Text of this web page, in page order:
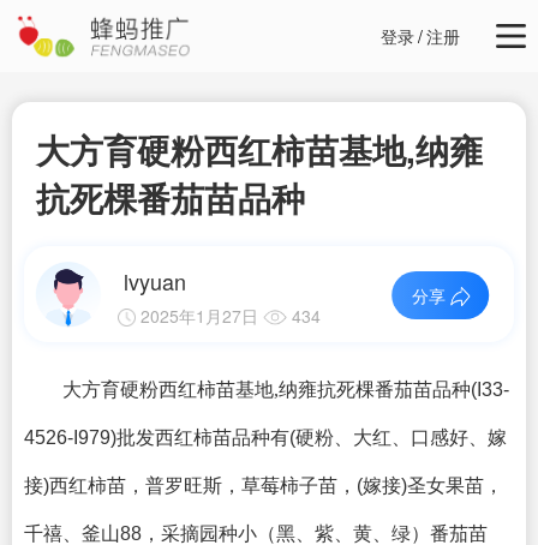
登录/注册
大方育硬粉西红柿苗基地,纳雍
抗死棵番茄苗品种
lvyuan
2025年1月27日 434
分享
大方育硬粉西红柿苗基地,纳雍抗死棵番茄苗品种(I33-
4526-I979)批发西红柿苗品种有(硬粉、大红、口感好、嫁
接)西红柿苗，普罗旺斯，草莓柿子苗，(嫁接)圣女果苗，
千禧、釜山88，采摘园种小（黑、紫、黄、绿）番茄苗